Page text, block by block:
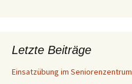
Letzte Beiträge
Einsatzübung im Seniorenzentrum